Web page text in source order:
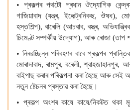
• প্ৰকল্পৰ পথটো প্ৰধান ঔদ্যোগিক
গাজিয়াবাদ (যন্ত্ৰ, ইলেক্ট্ৰনিকছ, ঔষধ),
হস্তশিল্প), বাৰেলি (আচবাব, বস্ত্ৰ,
চিমেণ্ট সম্পৰ্কীয় উদ্যোগ), আৰু ৰোজা (তাপ
• নিৰৱচ্ছিন্ন পৰিবহণৰ বাবে প্ৰকল্পৰ
মোৰাদাবাদ, ৰামপুৰ, বৰেলী, শ্বাহজাহানপুৰ,
বাইপাছ কৰাৰ পৰিকল্পনা কৰা হৈছে আৰু সেই
নতুন ষ্টেচনৰ প্ৰস্তাৱ কৰা হৈছে।
• প্ৰকল্প অংশৰ কাষে কাষে/নিকটত থকা